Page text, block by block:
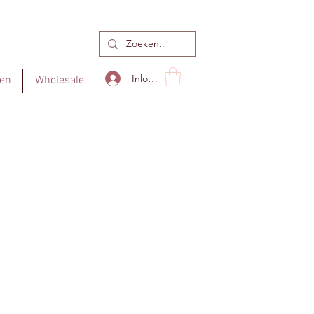
Wholesale Inloggen